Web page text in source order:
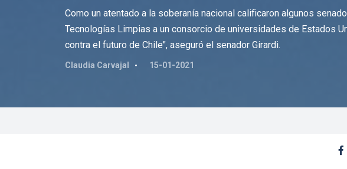
Como un atentado a la soberanía nacional calificaron algunos
Tecnologías Limpias a un consorcio de universidades de Estados
contra el futuro de Chile", aseguró el senador Girardi.
Claudia Carvajal 15-01-2021